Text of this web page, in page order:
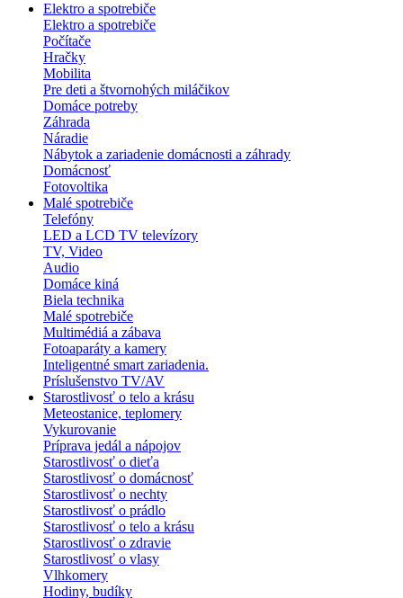
Elektro a spotrebiče
Elektro a spotrebiče
Počítače
Hračky
Mobilita
Pre deti a štvornohých miláčikov
Domáce potreby
Záhrada
Náradie
Nábytok a zariadenie domácnosti a záhrady
Domácnosť
Fotovoltika
Malé spotrebiče
Telefóny
LED a LCD TV televízory
TV, Video
Audio
Domáce kiná
Biela technika
Malé spotrebiče
Multimédiá a zábava
Fotoaparáty a kamery
Inteligentné smart zariadenia.
Príslušenstvo TV/AV
Starostlivosť o telo a krásu
Meteostanice, teplomery
Vykurovanie
Príprava jedál a nápojov
Starostlivosť o dieťa
Starostlivosť o domácnosť
Starostlivosť o nechty
Starostlivosť o prádlo
Starostlivosť o telo a krásu
Starostlivosť o zdravie
Starostlivosť o vlasy
Vlhkomery
Hodiny, budíky